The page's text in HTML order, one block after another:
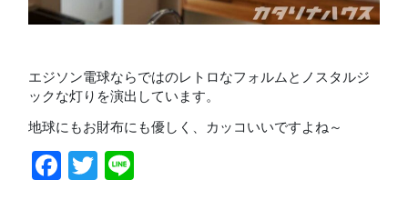
エジソン電球ならではのレトロなフォルムとノスタルジ
ックな灯りを演出しています。
地球にもお財布にも優しく、カッコいいですよね～
Facebook
Twitter